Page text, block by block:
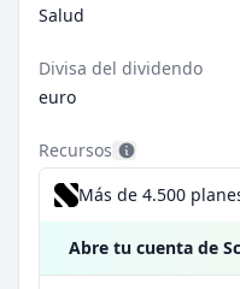
Salud
Divisa del dividendo
euro
Recursos
Abre tu cuenta de